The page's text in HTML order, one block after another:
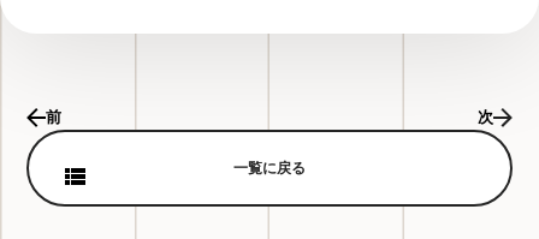
前 次
一覧に戻る